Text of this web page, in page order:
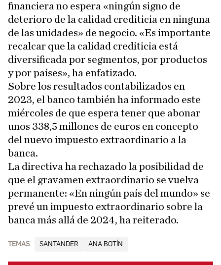
financiera no espera «ningún signo de
deterioro de la calidad crediticia en ninguna
de las unidades» de negocio. «Es importante
recalcar que la calidad crediticia está
diversificada por segmentos, por productos
y por países», ha enfatizado.
Sobre los resultados contabilizados en
2023, el banco también ha informado este
miércoles de que espera tener que abonar
unos 338,5 millones de euros en concepto
del nuevo impuesto extraordinario a la
banca.
La directiva ha rechazado la posibilidad de
que el gravamen extraordinario se vuelva
permanente: «En ningún país del mundo» se
prevé un impuesto extraordinario sobre la
banca más allá de 2024, ha reiterado.
TEMAS SANTANDER ANA BOTÍN